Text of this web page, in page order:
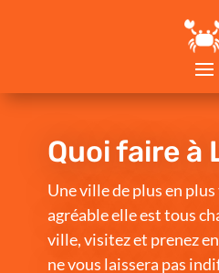
Quoi faire à
Une ville de plus en
agréable elle est tous
ville, visitez et prenez
ne vous laissera pas